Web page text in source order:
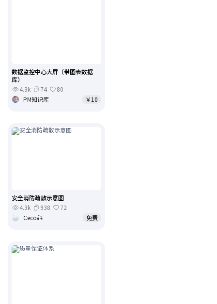
数据监控中心大屏（带图表数据
库）
4.3k
74
80
PM知识库
￥10
安全消防疏散示意图
4.3k
938
72
Ceco🎣
免费